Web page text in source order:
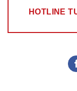
HOTLINE